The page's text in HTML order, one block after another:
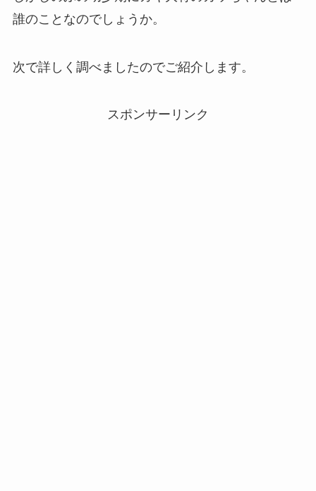
誰のことなのでしょうか。
次で詳しく調べましたのでご紹介します。
スポンサーリンク